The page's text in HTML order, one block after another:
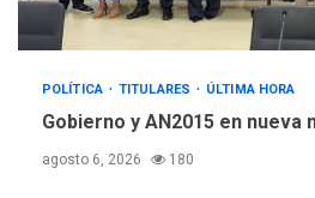
POLÍTICA TITULARES ÚLTIMA HORA
Gobierno y AN2015 en nueva
agosto 6, 2026 180